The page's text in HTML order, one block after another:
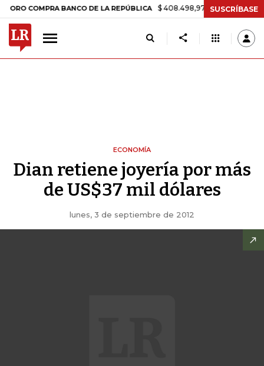
BANCO DE LA REPÚBLICA $ 408.498,97 +$ 8.753,81 +2,19%
SUSCRÍBASE
ECONOMÍA
Dian retiene joyería por más
de US$37 mil dólares
lunes, 3 de septiembre de 2012